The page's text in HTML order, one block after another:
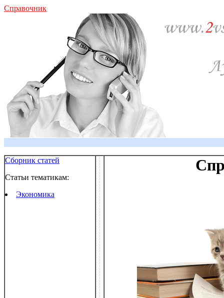
Справочник
Сборник статей
Статьи тематикам:
Экономика